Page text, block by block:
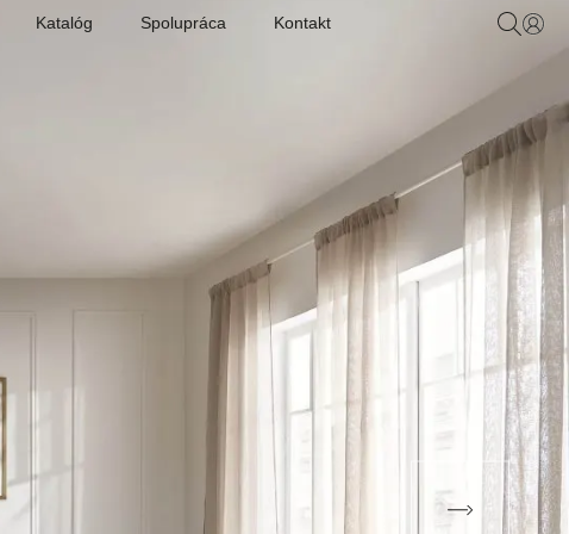
Katalóg Spolupráca Kontakt